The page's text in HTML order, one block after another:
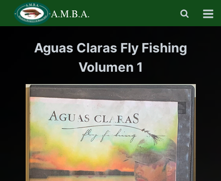
Saltar
contenido
A.M.B.A.
Aguas Claras Fly Fishing
Volumen 1